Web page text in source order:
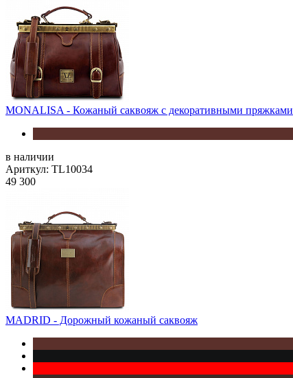
MONALISA - Кожаный саквояж с декоративными пряжками
в наличии
Ариткул: TL10034
49 300
MADRID - Дорожный кожаный саквояж